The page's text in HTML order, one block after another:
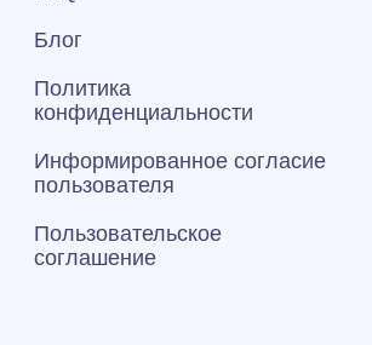
Блог
Политика
конфиденциальности
Информированное согласие
пользователя
Пользовательское
соглашение